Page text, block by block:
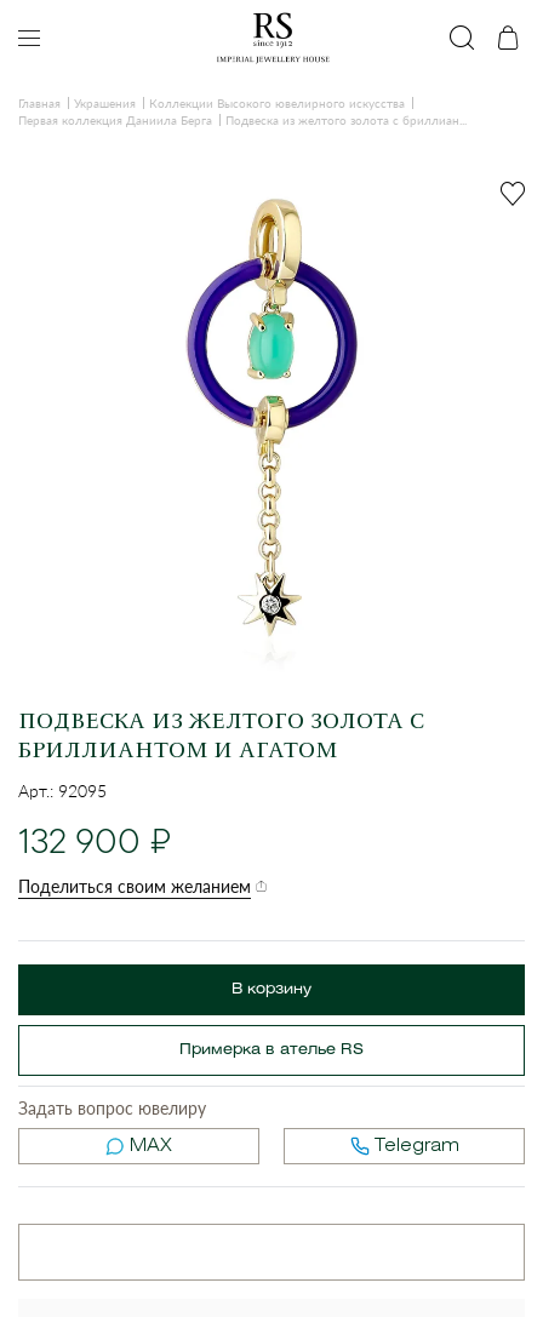
Главная Украшения
Коллекции Высокого ювелирного искусства
Первая коллекция Даниила Берга
Подвеска из желтого золота с бриллиан...
ПОДВЕСКА ИЗ ЖЕЛТОГО ЗОЛОТА С
БРИЛЛИАНТОМ И АГАТОМ
Арт.: 92095
132 900
Поделиться своим желанием
В корзину
Примерка в ателье RS
Задать вопрос ювелиру
MAX Telegram